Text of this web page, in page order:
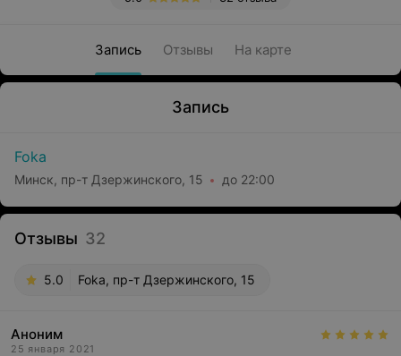
Запись Отзывы На карте
Запись
Foka
Минск, пр-т Дзержинского, 15 до 22:00
Отзывы 32
5.0 Foka, пр-т Дзержинского, 15
Аноним
25 января 2021